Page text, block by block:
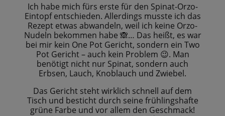
Ich habe mich fürs erste für den Spinat-Orzo-
Eintopf entschieden. Allerdings musste ich das
Rezept etwas abwandeln, weil ich keine Orzo-
Nudeln bekommen habe 🙈… Das heißt, es war
bei mir kein One Pot Gericht, sondern ein Two
Pot Gericht – auch kein Problem 😉. Man
benötigt nicht nur Spinat, sondern auch
Erbsen, Lauch, Knoblauch und Zwiebel.
Das Gericht steht wirklich schnell auf dem
Tisch und besticht durch seine frühlingshafte
grüne Farbe und vor allem den Geschmack!